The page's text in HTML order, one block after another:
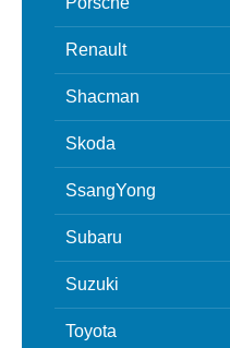
Renault
Shacman
Skoda
SsangYong
Subaru
Suzuki
Toyota